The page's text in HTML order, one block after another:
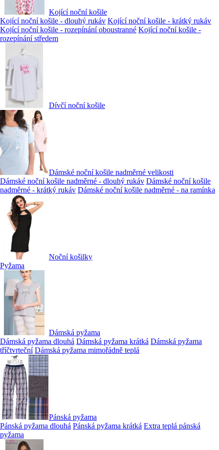
Kojící noční košile
Kojící noční košile - dlouhý rukáv Kojící noční košile - krátký rukáv
Kojící noční košile - rozepínání oboustranné Kojící noční košile -
rozepínání středem
Dívčí noční košile
Dámské noční košile nadměrné velikosti
Dámské noční košile nadměrné - dlouhý rukáv Dámské noční košile
nadměrné - krátký rukáv Dámské noční košile nadměrné - na ramínka
Noční košilky
Pyžama
Dámská pyžama
Dámská pyžama dlouhá Dámská pyžama krátká Dámská pyžama
tříčtvrteční Dámská pyžama mimořádně teplá
Pánská pyžama
Pánská pyžama dlouhá Pánská pyžama krátká Extra teplá pánská
pyžama